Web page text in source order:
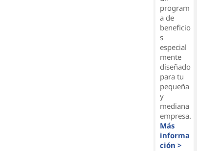
program
a de
beneficio
s
especial
mente
diseñado
para tu
pequeña
y
mediana
empresa.
Más
informa
ción >